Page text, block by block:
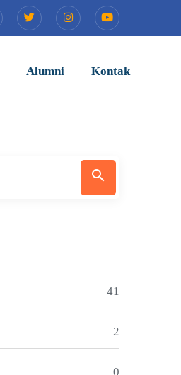
Alumni Kontak
search
41
2
0